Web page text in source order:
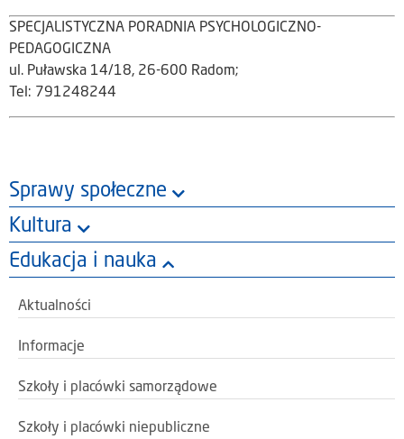
Sprawy społeczne
Kultura
Edukacja i nauka
Aktualności
Informacje
Szkoły i placówki samorządowe
Szkoły i placówki niepubliczne
SPECJALISTYCZNA PORADNIA PSYCHOLOGICZNO-
PEDAGOGICZNA
ul. Puławska 14/18, 26-600 Radom;
Tel: 791248244